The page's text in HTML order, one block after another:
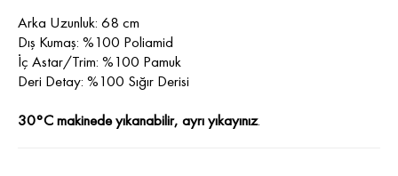
Arka Uzunluk: 68 cm
Dış Kumaş: %100 Poliamid
İç Astar/Trim: %100 Pamuk
Deri Detay: %100 Sığır Derisi
30°C makinede yıkanabilir, ayrı yıkayınız.